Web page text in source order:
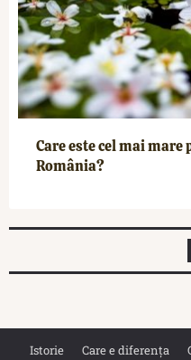
Care este cel mai
România?
Istorie Care e diferența